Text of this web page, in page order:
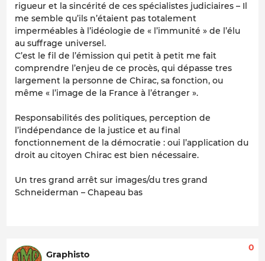
rigueur et la sincérité de ces spécialistes judiciaires – Il
me semble qu’ils n’étaient pas totalement
imperméables à l’idéologie de « l’immunité » de l’élu
au suffrage universel.
C’est le fil de l’émission qui petit à petit me fait
comprendre l’enjeu de ce procès, qui dépasse tres
largement la personne de Chirac, sa fonction, ou
même « l’image de la France à l’étranger ».
Responsabilités des politiques, perception de
l’indépendance de la justice et au final
fonctionnement de la démocratie : oui l’application du
droit au citoyen Chirac est bien nécessaire.
Un tres grand arrêt sur images/du tres grand
Schneiderman – Chapeau bas
Graphisto
0